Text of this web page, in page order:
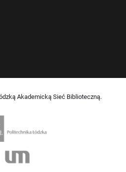
Akademicką Sieć Biblioteczną.